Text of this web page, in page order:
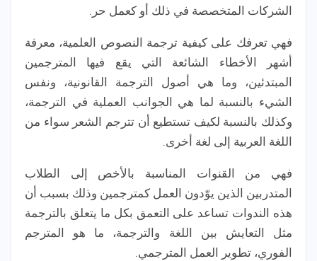
الشركات المتخصصة في ذلك أو كعمل حر.
فهي تعرفك على كيفية ترجمة النصوص العلمية، معرفة
أشهر الأخطاء الشائعة التي يقع فيها المترجمين
المبتدئين، وما هي أصول الترجمة القانونية، ونفس
الشيء بالنسبة لما هي الجوانب العملية في الترجمة،
وكذلك بالنسبة لكيف تستطيع أن تترجم الشعر سواء من
اللغة العربية إلى لغة أخرى.
فهي من القنوات المناسبة بالأخص إلى الطلاب
المتدربين الذين يوّدون العمل كمترجمين وذلك بسبب أن
هذه الندوات تساعد على التعمق بكل ما يتعلق بالترجمة
مثل التعايش بين اللغة والترجمة، ما هو المترجم
الفوري، تطوير العمل المترجمي.